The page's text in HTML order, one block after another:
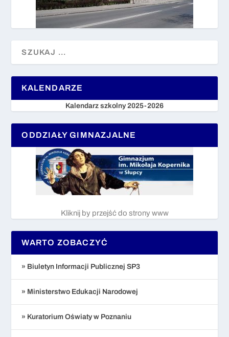
KALENDARZE
Kalendarz szkolny 2025-2026
ODDZIAŁY GIMNAZJALNE
Kliknij by przejść do strony www
WARTO ZOBACZYĆ
» Biuletyn Informacji Publicznej SP3
» Ministerstwo Edukacji Narodowej
» Kuratorium Oświaty w Poznaniu